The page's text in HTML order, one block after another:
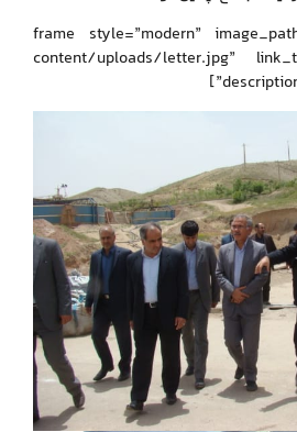
[frame style=”modern”
content/uploads/letter.jpg”